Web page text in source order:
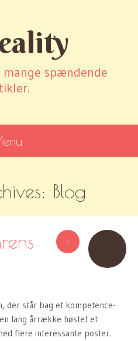
spændende
Blog
0
der står bag et kompetence-
lang årrække høstet et
flere interessante poster.